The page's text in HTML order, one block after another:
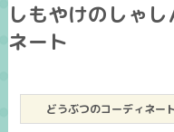
しもやけのしゃ
ネート
どうぶつのコーディネー